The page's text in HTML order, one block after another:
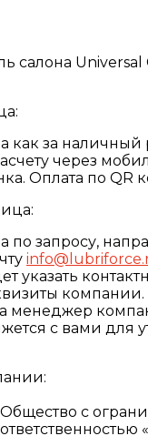
салона Universal
как за наличный
через
Оплата по QR
по запросу,
указать
компании.
менеджер
с вами для
Общество с